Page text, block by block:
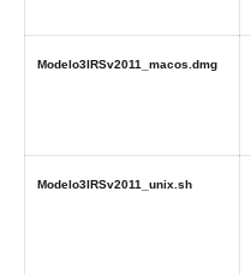
Modelo3IRSv2011_macos.dmg
Modelo3IRSv2011_unix.sh